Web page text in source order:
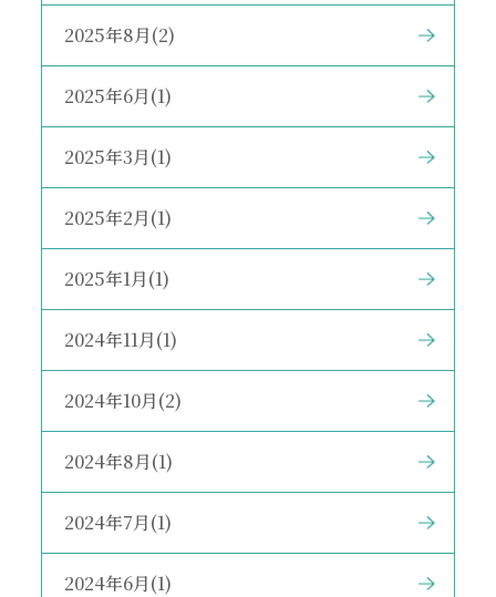
2025年8月(2)
2025年6月(1)
2025年3月(1)
2025年2月(1)
2025年1月(1)
2024年11月(1)
2024年10月(2)
2024年8月(1)
2024年7月(1)
2024年6月(1)